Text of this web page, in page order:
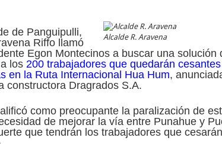
Alcalde R. Aravena
de Panguipulli,
Riffo llamó
Egon Montecinos a buscar una solución
los 200 trabajadores que quedarán
en la Ruta Internacional Hua Hum,
constructora Dragrados S.A.
como preocupante la paralización de
de mejorar la vía entre Punahue y
que tendrán los trabajadores que